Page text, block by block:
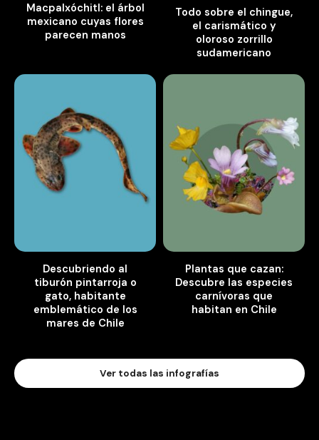
Macpalxóchitl: el árbol
mexicano cuyas flores
parecen manos
Todo sobre el chingue,
el carismático y
oloroso zorrillo
sudamericano
Descubriendo al
tiburón pintarroja o
gato, habitante
emblemático de los
mares de Chile
Plantas que cazan:
Descubre las especies
carnívoras que
habitan en Chile
Ver todas las infografías